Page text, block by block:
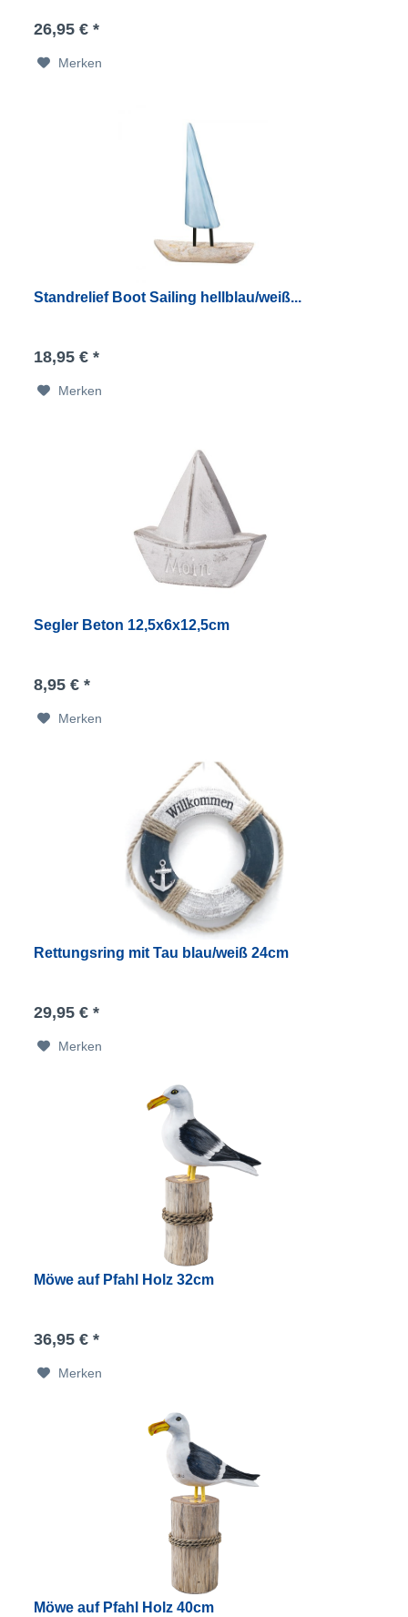
26,95 € *
Merken
Standrelief Boot Sailing hellblau/weiß...
18,95 € *
Merken
Segler Beton 12,5x6x12,5cm
8,95 € *
Merken
Rettungsring mit Tau blau/weiß 24cm
29,95 € *
Merken
Möwe auf Pfahl Holz 32cm
36,95 € *
Merken
Möwe auf Pfahl Holz 40cm